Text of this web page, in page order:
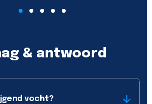
& antwoord
vocht?